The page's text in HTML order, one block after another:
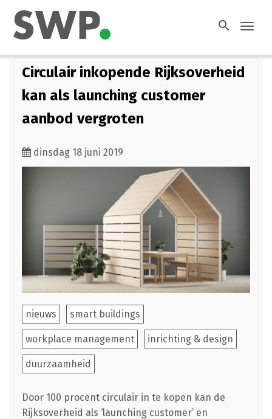
search
Circulair inkopende Rijksoverheid
kan als launching customer
aanbod vergroten
dinsdag 18 juni 2019
nieuws smart buildings
workplace management inrichting & design
duurzaamheid
Door 100 procent circulair in te kopen kan de
Rijksoverheid als ‘launching customer’ en